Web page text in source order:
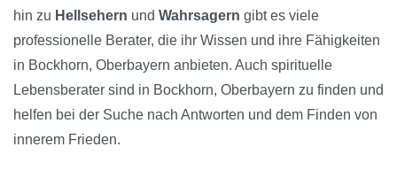
hin zu Hellsehern und Wahrsagern gibt es viele
professionelle Berater, die ihr Wissen und ihre Fähigkeiten
in Bockhorn, Oberbayern anbieten. Auch spirituelle
Lebensberater sind in Bockhorn, Oberbayern zu finden und
helfen bei der Suche nach Antworten und dem Finden von
innerem Frieden.